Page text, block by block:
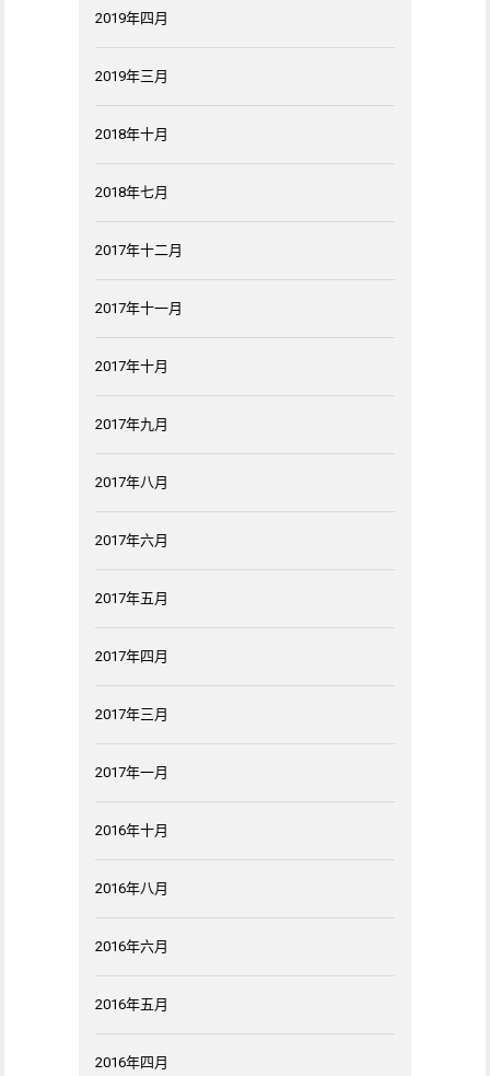
2019年四月
2019年三月
2018年十月
2018年七月
2017年十二月
2017年十一月
2017年十月
2017年九月
2017年八月
2017年六月
2017年五月
2017年四月
2017年三月
2017年一月
2016年十月
2016年八月
2016年六月
2016年五月
2016年四月